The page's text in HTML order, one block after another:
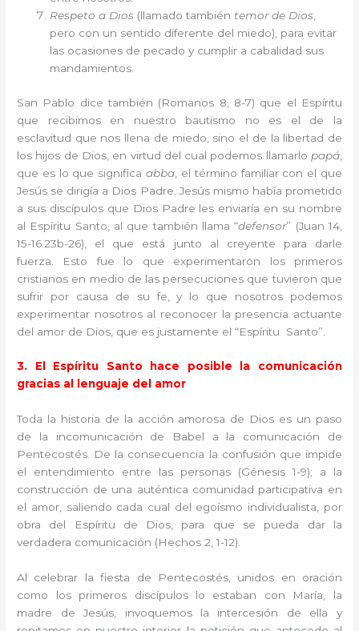
Respeto a Dios (llamado también temor de Dios
pero con un sentido diferente del miedo), para evitar
las ocasiones de pecado y cumplir a cabalidad sus
mandamientos.
San Pablo dice también (Romanos 8, 8-7) que el Espíritu
que recibimos en nuestro bautismo no es el de la
esclavitud que nos llena de miedo, sino el de la libertad de
los hijos de Dios, en virtud del cual podemos llamarlo papá,
que es lo que significaabba , el término familiar con el que
Jesús se dirigía a Dios Padre. Jesús mismo había prometido
a sus discípulos que Dios Padre les enviaría en su nombre
al Espíritu Santo, al que también llama “defensor” (Juan 14,
15-16.23b-26), el que está junto al creyente para darle
fuerza. Esto fue lo que experimentaron los primeros
cristianos en medio de las persecuciones que tuvieron que
sufrir por causa de su fe, y lo que nosotros podemos
experimentar nosotros al reconocer la presencia actuante
del amor de Dios, que es justamente el “Espíritu Santo”.
3. El Espíritu Santo hace posible la comunicación
gracias al lenguaje del amor
Toda la historia de la acción amorosa de Dios es un paso
de la incomunicación de Babel a la comunicación de
Pentecostés. De la consecuencia la confusión que impide
el entendimiento entre las personas (Génesis 1-9); a la
construcción de una auténtica comunidad participativa en
el amor, saliendo cada cual del egoísmo individualista, por
obra del Espíritu de Dios, para que se pueda dar la
verdadera comunicación (Hechos 2, 1-12).
Al celebrar la fiesta de Pentecostés, unidos en oración
como los primeros discípulos lo estaban con María, la
madre de Jesús, invoquemos la intercesión de ella y